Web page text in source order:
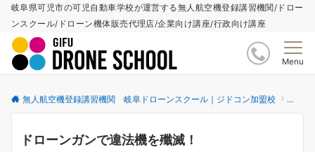
岐阜県可児市の可児自動車学校が運営する無人航空機登録講習機関/ドロー
ンスクール/ドローン機体販売代理店/企業向け講座/行政向け講座
Menu
無人航空機登録講習機関 岐阜ドローンスクール｜ジドコン加盟校 更新
ドローンガンで違法機を殲滅！